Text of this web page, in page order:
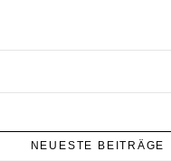
NEUESTE BEITRÄGE